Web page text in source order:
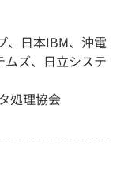
、日本IBM、沖電
ムズ、日立システ
処理協会